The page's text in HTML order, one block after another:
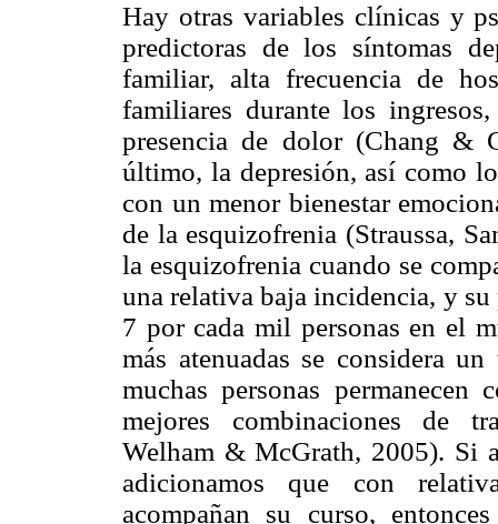
Hay otras variables clínicas y
predictoras de los síntomas
familiar, alta frecuencia de
familiares durante los
presencia de dolor (Chang &
último, la depresión, así como
con un menor bienestar
de la esquizofrenia (Straussa,
la esquizofrenia cuando se
una relativa baja incidencia, y
7 por cada mil personas en el
más atenuadas se considera
muchas personas permanecen
mejores combinaciones de
Welham & McGrath, 2005). Si
adicionamos que con
acompañan su curso,